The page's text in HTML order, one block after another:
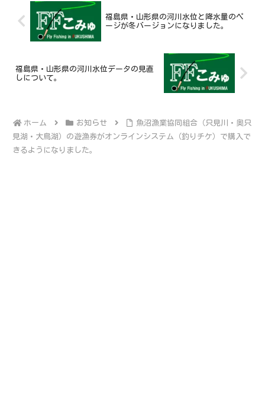
福島県・山形県の河川水位と降水量のペ
ージが冬バージョンになりました。
福島県・山形県の河川水位データの見直
しについて。
ホーム お知らせ
魚沼漁業協同組合（只見川・奥只
見湖・大鳥湖）の遊漁券がオンラインシステム（釣りチケ）で購入で
きるようになりました。